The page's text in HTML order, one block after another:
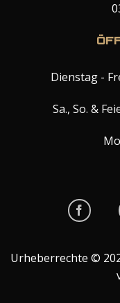
Dienstag -
Sa., So. &
Urheberrechte ©